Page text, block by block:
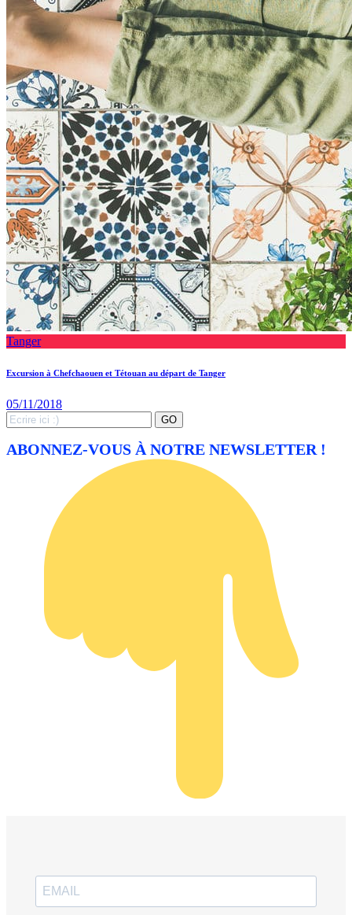
Tanger
Excursion à Chefchaouen et Tétouan au départ de Tanger
05/11/2018
Search
for:
GO
ABONNEZ-VOUS À NOTRE NEWSLETTER !